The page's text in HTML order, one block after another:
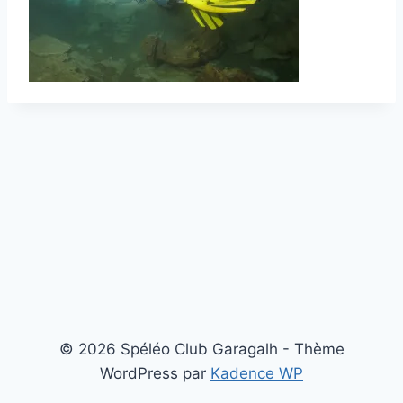
© 2026 Spéléo Club Garagalh - Thème
WordPress par Kadence WP